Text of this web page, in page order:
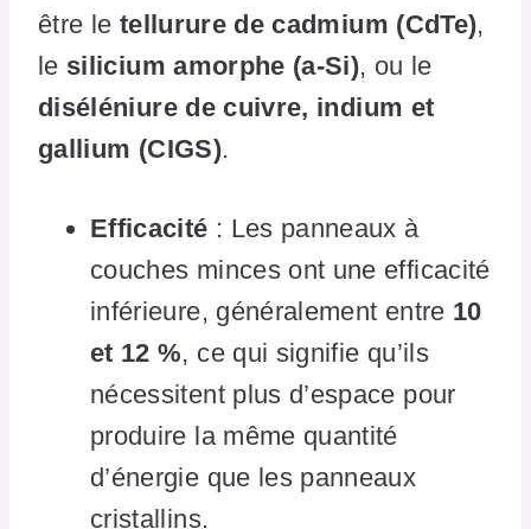
être le tellurure de cadmium (CdTe),
le silicium amorphe (a-Si), ou le
diséléniure de cuivre, indium et
gallium (CIGS).
Efficacité : Les panneaux à
couches minces ont une efficacité
inférieure, généralement entre 10
et 12 %, ce qui signifie qu’ils
nécessitent plus d’espace pour
produire la même quantité
d’énergie que les panneaux
cristallins.